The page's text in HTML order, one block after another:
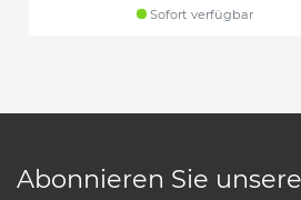
Sofort verfügbar
Abonnieren Sie